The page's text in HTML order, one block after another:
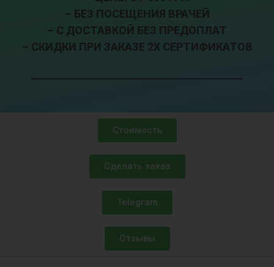
– БЕЗ ПОСЕЩЕНИЯ ВРАЧЕЙ
– С ДОСТАВКОЙ БЕЗ ПРЕДОПЛАТ
– СКИДКИ ПРИ ЗАКАЗЕ 2Х СЕРТИФИКАТОВ
Стоимость
Сделать заказ
Telegram
Отзывы